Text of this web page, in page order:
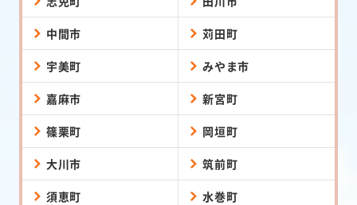
中間市 苅田町
宇美町 みやま市
嘉麻市 新宮町
篠栗町 岡垣町
大川市 筑前町
須恵町 水巻町